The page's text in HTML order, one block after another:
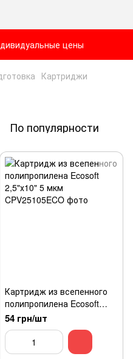
цены
Картриджи
По популярности
Картридж из всепенного
полипропилена Ecosoft
2,5"х10" 5 мкм
54 грн/шт